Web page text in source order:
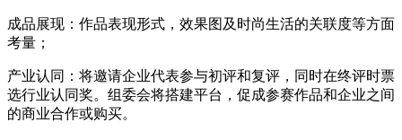
成品展现：作品表现形式，效果图及时尚生活的关联度等方面
考量；
产业认同：将邀请企业代表参与初评和复评，同时在终评时票
选行业认同奖。组委会将搭建平台，促成参赛作品和企业之间
的商业合作或购买。